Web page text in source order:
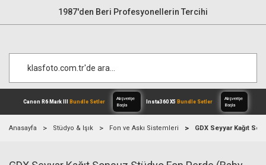
1987'den Beri Profesyonellerin Tercihi
Anasayfa Stüdyo & Işık Fon ve Askı Sistemleri GDX Seyyar Kağıt